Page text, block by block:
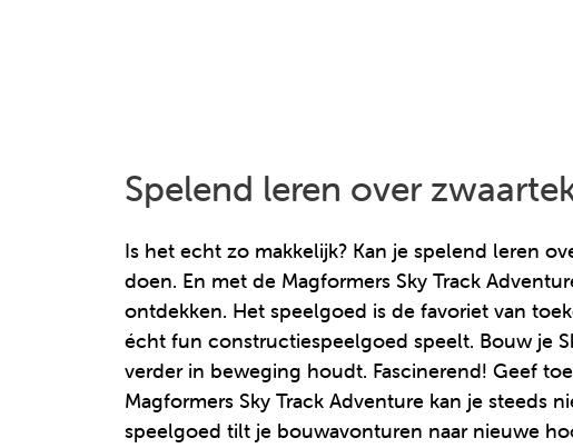
Spelend leren over
Is het echt zo makkelijk? Kan je spelend leren
doen. En met de Magformers Sky Track
ontdekken. Het speelgoed is de favoriet van
écht fun constructiespeelgoed speelt. Bouw je
verder in beweging houdt. Fascinerend! Geef
Magformers Sky Track Adventure kan je
speelgoed tilt je bouwavonturen naar nieuwe